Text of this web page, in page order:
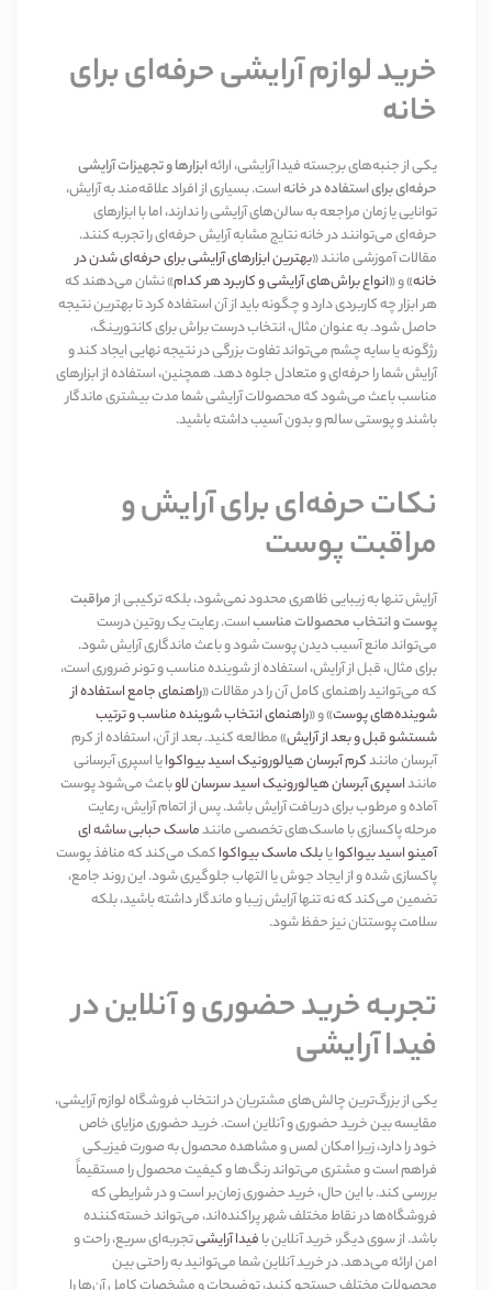
خرید لوازم آرایشی حرفه‌ای برای
خانه
یکی از جنبه‌های برجسته فیدا آرایشی، ارائهابزارها و تجهیزات آرایشی
حرفه‌ای برای استفاده در خانهاست. بسیاری از افراد علاقه‌مند به آرایش،
توانایی یا زمان مراجعه به سالن‌های آرایشی را ندارند، اما با ابزارهای
حرفه‌ای می‌توانند در خانه نتایج مشابه آرایش حرفه‌ای را تجربه کنند.
مقالات آموزشی مانند«بهترین ابزارهای آرایشی برای حرفه‌ای شدن در
خانه»و«انواع براش‌های آرایشی و کاربرد هر کدام»نشان می‌دهند که
هر ابزار چه کاربردی دارد و چگونه باید از آن استفاده کرد تا بهترین نتیجه
حاصل شود. به عنوان مثال، انتخاب درست براش برای کانتورینگ،
رژگونه یا سایه چشم می‌تواند تفاوت بزرگی در نتیجه نهایی ایجاد کند و
آرایش شما را حرفه‌ای و متعادل جلوه دهد. همچنین، استفاده از ابزارهای
مناسب باعث می‌شود که محصولات آرایشی شما مدت بیشتری ماندگار
باشند و پوستی سالم و بدون آسیب داشته باشید.
نکات حرفه‌ای برای آرایش و
مراقبت پوست
آرایش تنها به زیبایی ظاهری محدود نمی‌شود، بلکه ترکیبی ازمراقبت
پوست و انتخاب محصولات مناسباست. رعایت یک روتین درست
می‌تواند مانع آسیب دیدن پوست شود و باعث ماندگاری آرایش شود.
برای مثال، قبل از آرایش، استفاده از شوینده مناسب و تونر ضروری است،
که می‌توانید راهنمای کامل آن را در مقالات«راهنمای جامع استفاده از
شوینده‌های پوست»و«راهنمای انتخاب شوینده مناسب و ترتیب
شستشو قبل و بعد از آرایش»مطالعه کنید. بعد از آن، استفاده از کرم
آبرسان مانندکرم آبرسان هیالورونیک اسید بیواکوایا اسپری آبرسانی
ماننداسپری آبرسان هیالورونیک اسید سرسان لاوباعث می‌شود پوست
آماده و مرطوب برای دریافت آرایش باشد. پس از اتمام آرایش، رعایت
مرحله پاکسازی با ماسک‌های تخصصی مانندماسک حبابی ساشه ای
آمینو اسید بیواکوایابلک ماسک بیواکواکمک می‌کند که منافذ پوست
پاکسازی شده و از ایجاد جوش یا التهاب جلوگیری شود. این روند جامع،
تضمین می‌کند که نه تنها آرایش زیبا و ماندگار داشته باشید، بلکه
سلامت پوستتان نیز حفظ شود.
تجربه خرید حضوری و آنلاین در
فیدا آرایشی
یکی از بزرگ‌ترین چالش‌های مشتریان در انتخاب فروشگاه لوازم آرایشی،
مقایسه بین خرید حضوری و آنلاین است. خرید حضوری مزایای خاص
خود را دارد، زیرا امکان لمس و مشاهده محصول به صورت فیزیکی
فراهم است و مشتری می‌تواند رنگ‌ها و کیفیت محصول را مستقیماً
بررسی کند. با این حال، خرید حضوری زمان‌بر است و در شرایطی که
فروشگاه‌ها در نقاط مختلف شهر پراکنده‌اند، می‌تواند خسته‌کننده
باشد. از سوی دیگر، خرید آنلاین بافیدا آرایشیتجربه‌ای سریع، راحت و
امن ارائه می‌دهد. در خرید آنلاین شما می‌توانید به راحتی بین